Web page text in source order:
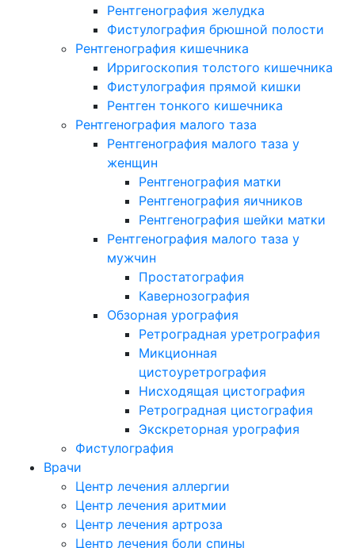
Рентгенография желудка
Фистулография брюшной полости
Рентгенография кишечника
Ирригоскопия толстого кишечника
Фистулография прямой кишки
Рентген тонкого кишечника
Рентгенография малого таза
Рентгенография малого таза у
женщин
Рентгенография матки
Рентгенография яичников
Рентгенография шейки матки
Рентгенография малого таза у
мужчин
Простатография
Кавернозография
Обзорная урография
Ретроградная уретрография
Микционная
цистоуретрография
Нисходящая цистография
Ретроградная цистография
Экскреторная урография
Фистулография
Врачи
Центр лечения аллергии
Центр лечения аритмии
Центр лечения артроза
Центр лечения боли спины